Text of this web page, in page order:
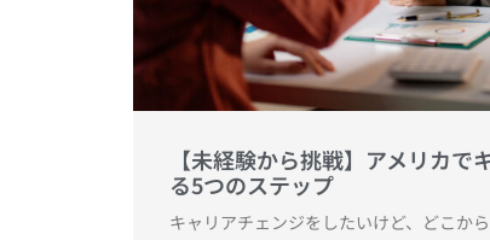
【未経験から挑戦】アメリカ
る5つのステップ
キャリアチェンジをしたいけど、どこか